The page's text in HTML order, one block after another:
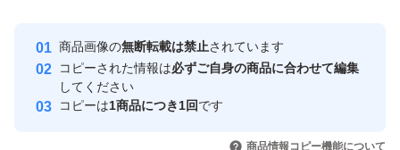
安心取引出品者
心・安全なユーザーです
取引実績
引を完了させた実績があります
商品画像の無断転載は禁止されています
コピーされた情報は必ずご自身の商品に合わせて編集
してください
コピーは1商品につき1回です
商品情報コピー機能について